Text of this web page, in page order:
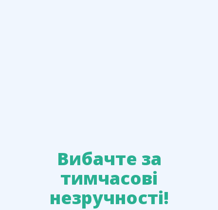
Вибачте за
тимчасові
незручності!